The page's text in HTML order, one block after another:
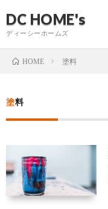
DC HOME's
ディーシーホームズ
HOME 塗料
塗料